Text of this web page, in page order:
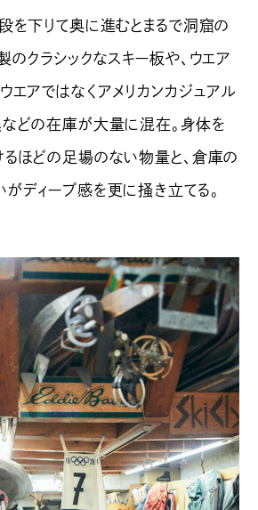
を下りて奥に進むとまるで洞窟の
のクラシックなスキー板や、ウエア
エアではなくアメリカンカジュアル
などの在庫が大量に混在。身体を
るほどの足場のない物量と、倉庫の
ディープ感を更に掻き立てる。